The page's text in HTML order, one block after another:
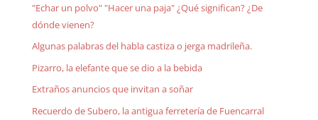
"Echar un polvo" "Hacer una paja" ¿Qué significan? ¿De
dónde vienen?
Algunas palabras del habla castiza o jerga madrileña.
Pizarro, la elefante que se dio a la bebida
Extraños anuncios que invitan a soñar
Recuerdo de Subero, la antigua ferretería de Fuencarral